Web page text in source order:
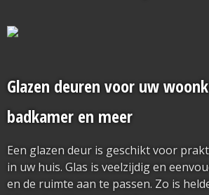
Glazen deuren voor uw
badkamer en meer
Een glazen deur is geschikt voor
in uw huis. Glas is veelzijdig en
en de ruimte aan te passen. Zo is